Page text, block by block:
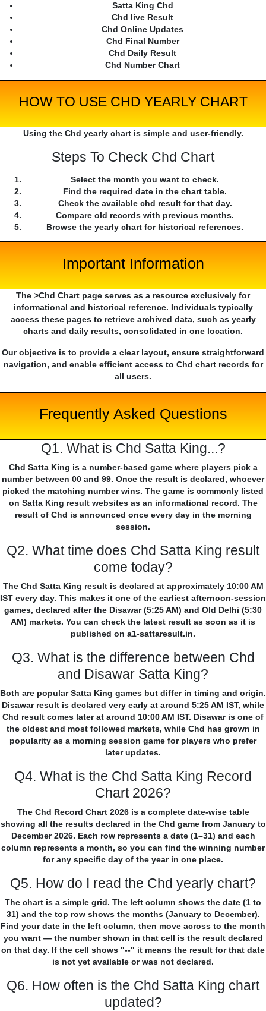
Satta King Chd
Chd live Result
Chd Online Updates
Chd Final Number
Chd Daily Result
Chd Number Chart
HOW TO USE CHD YEARLY CHART
Using the Chd yearly chart is simple and user-friendly.
Steps To Check Chd Chart
Select the month you want to check.
Find the required date in the chart table.
Check the available chd result for that day.
Compare old records with previous months.
Browse the yearly chart for historical references.
Important Information
The >Chd Chart page serves as a resource exclusively for
informational and historical reference. Individuals typically
access these pages to retrieve archived data, such as yearly
charts and daily results, consolidated in one location.
Our objective is to provide a clear layout, ensure straightforward
navigation, and enable efficient access to Chd chart records for
all users.
Frequently Asked Questions
Q1. What is Chd Satta King...?
Chd Satta King is a number-based game where players pick a
number between 00 and 99. Once the result is declared, whoever
picked the matching number wins. The game is commonly listed
on Satta King result websites as an informational record. The
result of Chd is announced once every day in the morning
session.
Q2. What time does Chd Satta King result
come today?
The Chd Satta King result is declared at approximately 10:00 AM
IST every day. This makes it one of the earliest afternoon-session
games, declared after the Disawar (5:25 AM) and Old Delhi (5:30
AM) markets. You can check the latest result as soon as it is
published on a1-sattaresult.in.
Q3. What is the difference between Chd
and Disawar Satta King?
Both are popular Satta King games but differ in timing and origin.
Disawar result is declared very early at around 5:25 AM IST, while
Chd result comes later at around 10:00 AM IST. Disawar is one of
the oldest and most followed markets, while Chd has grown in
popularity as a morning session game for players who prefer
later updates.
Q4. What is the Chd Satta King Record
Chart 2026?
The Chd Record Chart 2026 is a complete date-wise table
showing all the results declared in the Chd game from January to
December 2026. Each row represents a date (1–31) and each
column represents a month, so you can find the winning number
for any specific day of the year in one place.
Q5. How do I read the Chd yearly chart?
The chart is a simple grid. The left column shows the date (1 to
31) and the top row shows the months (January to December).
Find your date in the left column, then move across to the month
you want — the number shown in that cell is the result declared
on that day. If the cell shows "--" it means the result for that date
is not yet available or was not declared.
Q6. How often is the Chd Satta King chart
updated?